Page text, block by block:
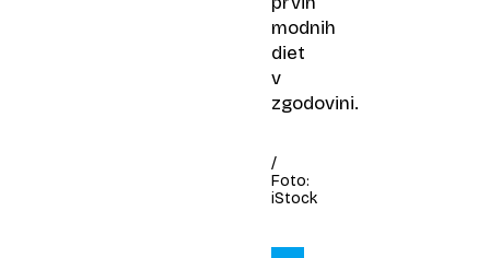
modnih
diet
v
zgodovini.
/
Foto:
iStock